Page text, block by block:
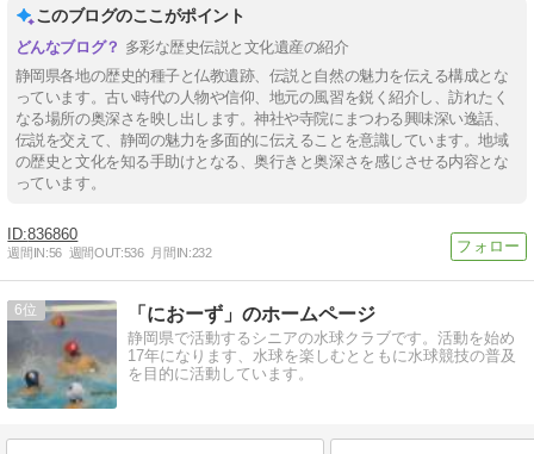
このブログのここがポイント
多彩な歴史伝説と文化遺産の紹介
静岡県各地の歴史的種子と仏教遺跡、伝説と自然の魅力を伝える構成とな
っています。古い時代の人物や信仰、地元の風習を鋭く紹介し、訪れたく
なる場所の奥深さを映し出します。神社や寺院にまつわる興味深い逸話、
伝説を交えて、静岡の魅力を多面的に伝えることを意識しています。地域
の歴史と文化を知る手助けとなる、奥行きと奥深さを感じさせる内容とな
っています。
836860
週間IN:56 週間OUT:536 月間IN:232
6 「におーず」のホームページ
静岡県で活動するシニアの水球クラブです。活動を始め
17年になります、水球を楽しむとともに水球競技の普及
を目的に活動しています。